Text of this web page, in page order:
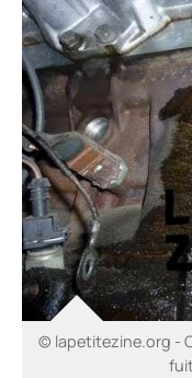
© lapetitezine.org -